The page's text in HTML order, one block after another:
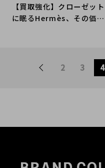
【買取強化】クローゼット
に眠るHermès、その価値
2 3 4